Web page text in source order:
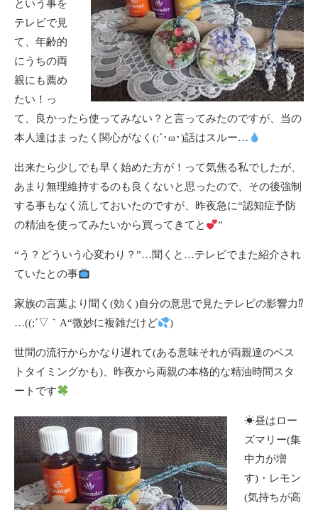
という事を
テレビで見
て、年齢的
にうちの両
親にも薦め
たい！っ
て、良かったら使ってみない？と言ってみたのですが、当の
本人達はまったく関心がなく(;´･ω･)話はスルー…
出来たら少しでも早く始めた方が！って気焦る私でしたが、
あまり無理維持するのも良くないと思ったので、その後強制
する事もなく流しておいたのですが、昨夜急に“認知症予防
の精油を使ってみたいから買ってきてと
”
“う？どういう心変わり？”…聞くと…テレビでまた紹介され
ていたとの事
家族の言葉より聞く(効く)自分の意思で見たテレビの影響力⁉
…((;´▽｀A“微妙に複雑だけど
)
世間の流行からかなり遅れて(ある意味それが両親達のベス
トタイミングかも)、昨夜から両親の本格的な精油時間スタ
ートです
☀昼はロー
ズマリー(集
中力が増
す)・レモン
(気持ちが高